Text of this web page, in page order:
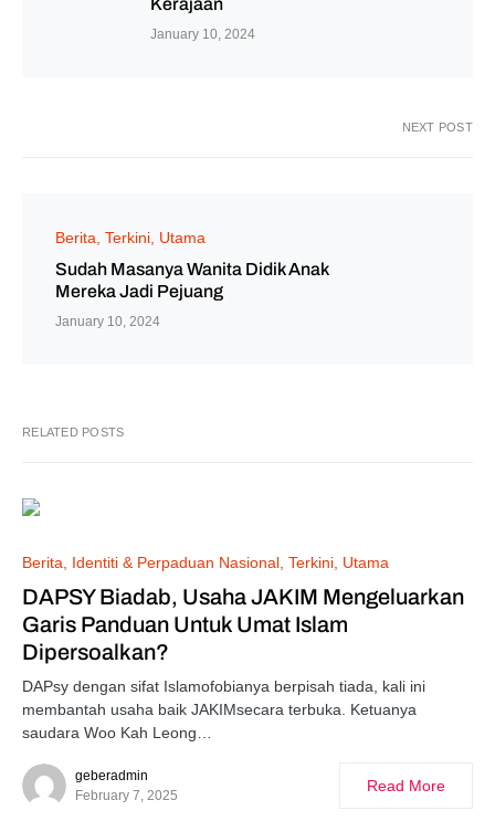
Kerajaan
January 10, 2024
NEXT POST
Berita Terkini Utama
Sudah Masanya Wanita Didik Anak
Mereka Jadi Pejuang
January 10, 2024
RELATED POSTS
Berita Identiti & Perpaduan Nasional Terkini Utama
DAPSY Biadab, Usaha JAKIM Mengeluarkan
Garis Panduan Untuk Umat Islam
Dipersoalkan?
DAPsy dengan sifat Islamofobianya berpisah tiada, kali ini
membantah usaha baik JAKIMsecara terbuka. Ketuanya
saudara Woo Kah Leong…
geberadmin
February 7, 2025
Read More